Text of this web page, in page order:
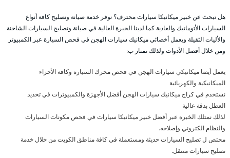
هل تبحث عن خبير ميكانيكا سيارات محترف؟ نوفر خدمة صيانة وتصليح كافة أنواع
السيارات الأتوماتيك والعادية كما لدينا الخبرة العالية في صيانة وتصليح السيارات الشاحنة
والأليات الثقيلة ويعمل أخصائي ميكانيك سيارات الهجن في فحص السيارة عبر الكمبيوتر
ومن خلال أفضل الأدوات ولذلك نمتاز ب:
يعمل أيضا ميكانيكي سيارات الهجن في فحص محرك السيارة وكافة الأجزاء
الميكانيكية والكهربائية
نستخدم في كراج ميكانيك سيارات الهجن أفضل الأجهزة والكمبيوترات في تحديد
العطل بدقة عالية
لذلك نمتلك الخبرة عبر أفضل خبير ميكانيكا سيارات في فحص مكونات السيارات
والنظام الكتروني وإصلاحه.
مختص ل تصليح السيارات حديثة ومستعملة في كافة مناطق الكويت من خلال خدمة
تصليح سيارات متنقل.